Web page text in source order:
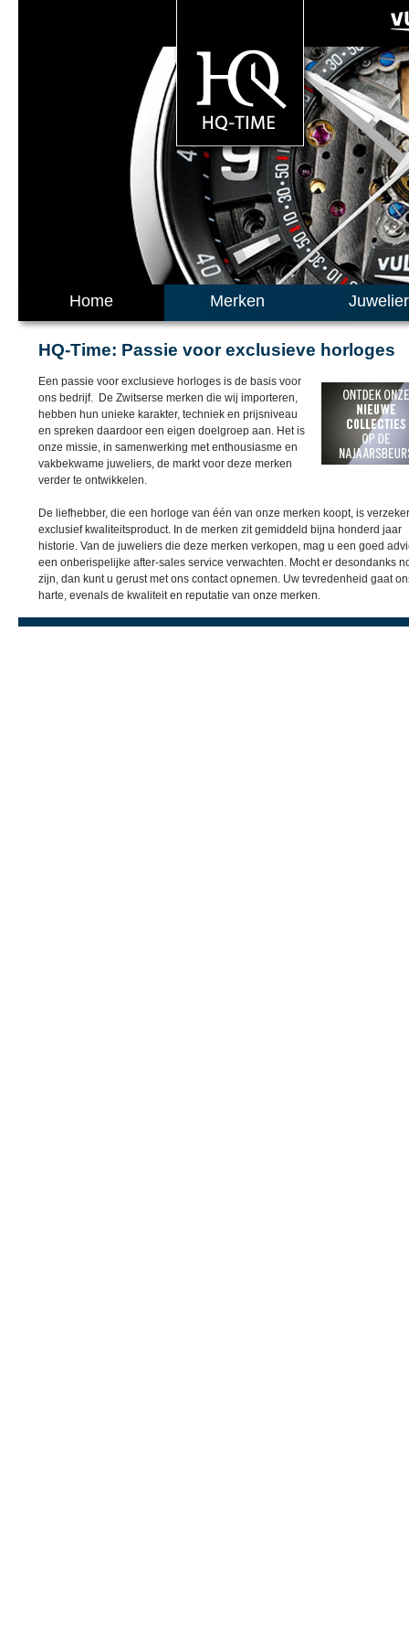
Home Merken
HQ-Time: Passie voor exclusieve horloges
Een passie voor exclusieve horloges is de basis voor
ons bedrijf. De Zwitserse merken die wij importeren,
hebben hun unieke karakter, techniek en prijsniveau
en spreken daardoor een eigen doelgroep aan. Het is
onze missie, in samenwerking met enthousiasme en
vakbekwame juweliers, de markt voor deze merken
verder te ontwikkelen.
De liefhebber, die een horloge van één van onze merken koopt, is
exclusief kwaliteitsproduct. In de merken zit gemiddeld bijna honderd jaar
historie. Van de juweliers die deze merken verkopen, mag u een goed
een onberispelijke after-sales service verwachten. Mocht er desondanks
zijn, dan kunt u gerust met ons contact opnemen. Uw tevredenheid gaat
harte, evenals de kwaliteit en reputatie van onze merken.